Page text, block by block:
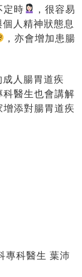
定時
，很容易
人精神狀態息
，亦會增加患腸
人腸胃道疾
科醫生也會講解
增添對腸胃道疾
專科醫生 葉沛